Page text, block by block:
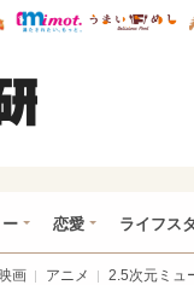
ウレぴあ総研 ディズ
mimot.
恋愛 ライフス
画 アニメ 2.5次元ミュ